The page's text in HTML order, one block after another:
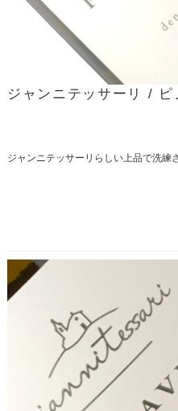
ジャンニテッサーリ /
ジャンニテッサーリらしい上品で洗練